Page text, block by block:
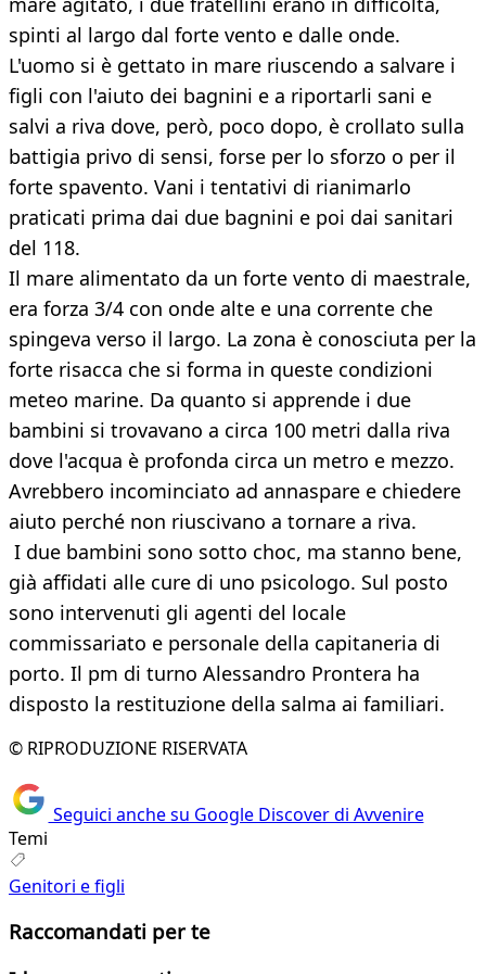
spinti al largo dal forte vento e dalle onde.
L'uomo si è gettato in mare riuscendo a salvare i
figli con l'aiuto dei bagnini e a riportarli sani e
salvi a riva dove, però, poco dopo, è crollato sulla
battigia privo di sensi, forse per lo sforzo o per il
forte spavento. Vani i tentativi di rianimarlo
praticati prima dai due bagnini e poi dai sanitari
del 118.
Il mare alimentato da un forte vento di maestrale,
era forza 3/4 con onde alte e una corrente che
spingeva verso il largo. La zona è conosciuta per la
forte risacca che si forma in queste condizioni
meteo marine. Da quanto si apprende i due
bambini si trovavano a circa 100 metri dalla riva
dove l'acqua è profonda circa un metro e mezzo.
Avrebbero incominciato ad annaspare e chiedere
aiuto perché non riuscivano a tornare a riva.
I due bambini sono sotto choc, ma stanno bene,
già affidati alle cure di uno psicologo. Sul posto
sono intervenuti gli agenti del locale
commissariato e personale della capitaneria di
porto. Il pm di turno Alessandro Prontera ha
disposto la restituzione della salma ai familiari.
© RIPRODUZIONE RISERVATA
Seguici anche su Google Discover di Avvenire
Temi
Genitori e figli
Raccomandati per te